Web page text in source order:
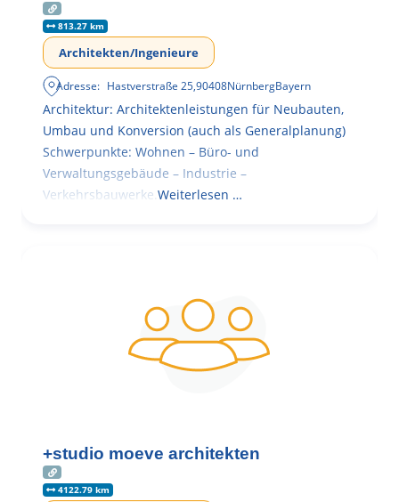
813.27 km
Architekten/Ingenieure
Adresse: Hastverstraße 25,90408NürnbergBayern
Architektur: Architektenleistungen für Neubauten,
Umbau und Konversion (auch als Generalplanung)
Schwerpunkte: Wohnen – Büro- und
Verwaltungsgebäude – Industrie –
Verkehrsbauwerke. Weiterlesen …
+studio moeve architekten
4122.79 km